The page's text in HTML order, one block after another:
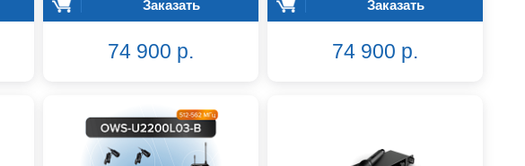
Заказать
74 900 р.
Заказать
74 900 р.